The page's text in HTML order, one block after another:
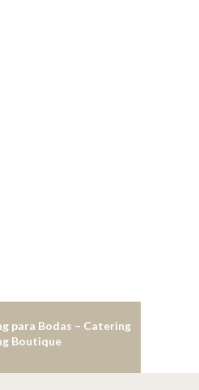
para Bodas – Catering
Boutique